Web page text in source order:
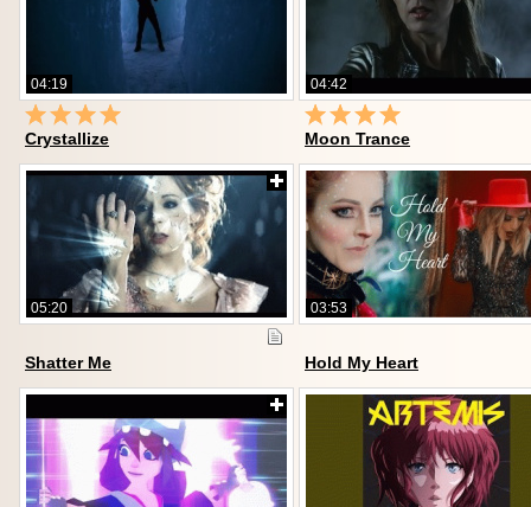
04:19
Crystallize
04:42
Moon Trance
05:20
Shatter Me
03:53
Hold My Heart